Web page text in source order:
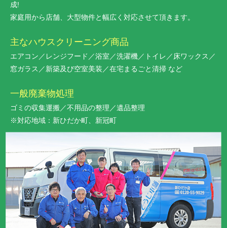
成!
家庭用から店舗、大型物件と幅広く対応させて頂きます。
主なハウスクリーニング商品
エアコン／レンジフード／浴室／洗濯機／トイレ／床ワックス／
窓ガラス／新築及び空室美装／在宅まるごと清掃 など
一般廃棄物処理
ゴミの収集運搬／不用品の整理／遺品整理
※対応地域：新ひだか町、新冠町